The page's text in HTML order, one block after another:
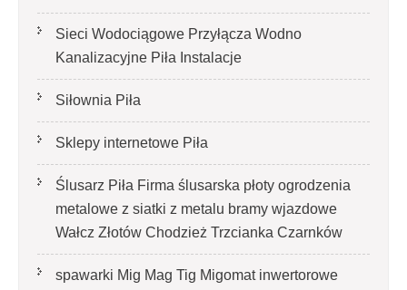
Sieci Wodociągowe Przyłącza Wodno
Kanalizacyjne Piła Instalacje
Siłownia Piła
Sklepy internetowe Piła
Ślusarz Piła Firma ślusarska płoty ogrodzenia
metalowe z siatki z metalu bramy wjazdowe
Wałcz Złotów Chodzież Trzcianka Czarnków
spawarki Mig Mag Tig Migomat inwertorowe